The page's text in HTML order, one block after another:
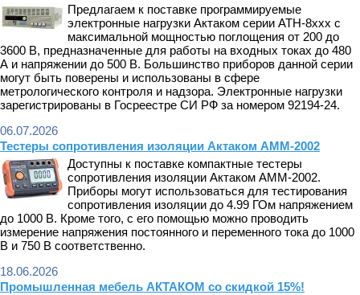
Предлагаем к поставке программируемые
электронные нагрузки Актаком серии АТН-8ххх с
максимальной мощностью поглощения от 200 до
3600 В, предназначенные для работы на входных токах до 480
А и напряжении до 500 В. Большинство приборов данной серии
могут быть поверены и использованы в сфере
метрологического контроля и надзора. Электронные нагрузки
зарегистрированы в Госреестре СИ РФ за номером 92194-24.
06.07.2026
Тестеры сопротивления изоляции Актаком АММ-2002
Доступны к поставке компактные тестеры
сопротивления изоляции Актаком АММ-2002.
Приборы могут использоваться для тестирования
сопротивления изоляции до 4.99 ГОм напряжением
до 1000 В. Кроме того, с его помощью можно проводить
измерение напряжения постоянного и переменного тока до 1000
В и 750 В соответственно.
18.06.2026
Промышленная мебель АКТАКОМ со скидкой 15%!